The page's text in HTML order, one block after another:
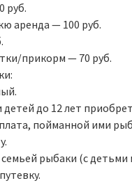
руб.
аренда — 100 руб.
прикорм — 70 руб.
до 12 лет
пойманной ими
рыбаки (с детьми